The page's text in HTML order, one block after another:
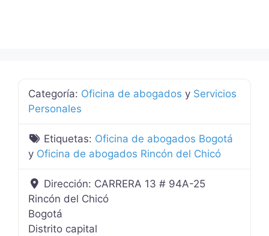
Categoría: Oficina de abogados y Servicios
Personales
Etiquetas: Oficina de abogados Bogotá
y Oficina de abogados Rincón del Chicó
Dirección: CARRERA 13 # 94A-25
Rincón del Chicó
Bogotá
Distrito capital